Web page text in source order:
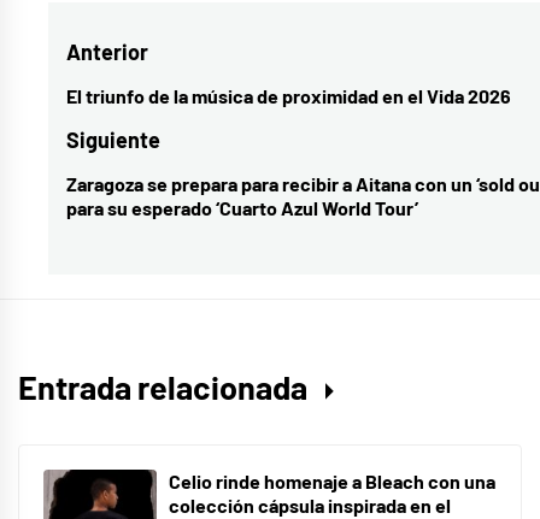
Navegación
de
entradas
Anterior
Entrada
anterior:
El triunfo de la música de proximidad en el Vida 2026
Siguiente
Entrada
siguiente:
Zaragoza se prepara para recibir a Aitana con un ‘sold
para su esperado ‘Cuarto Azul World Tour’
Entrada relacionada
Celio rinde homenaje a Bleach con una
colección cápsula inspirada en el